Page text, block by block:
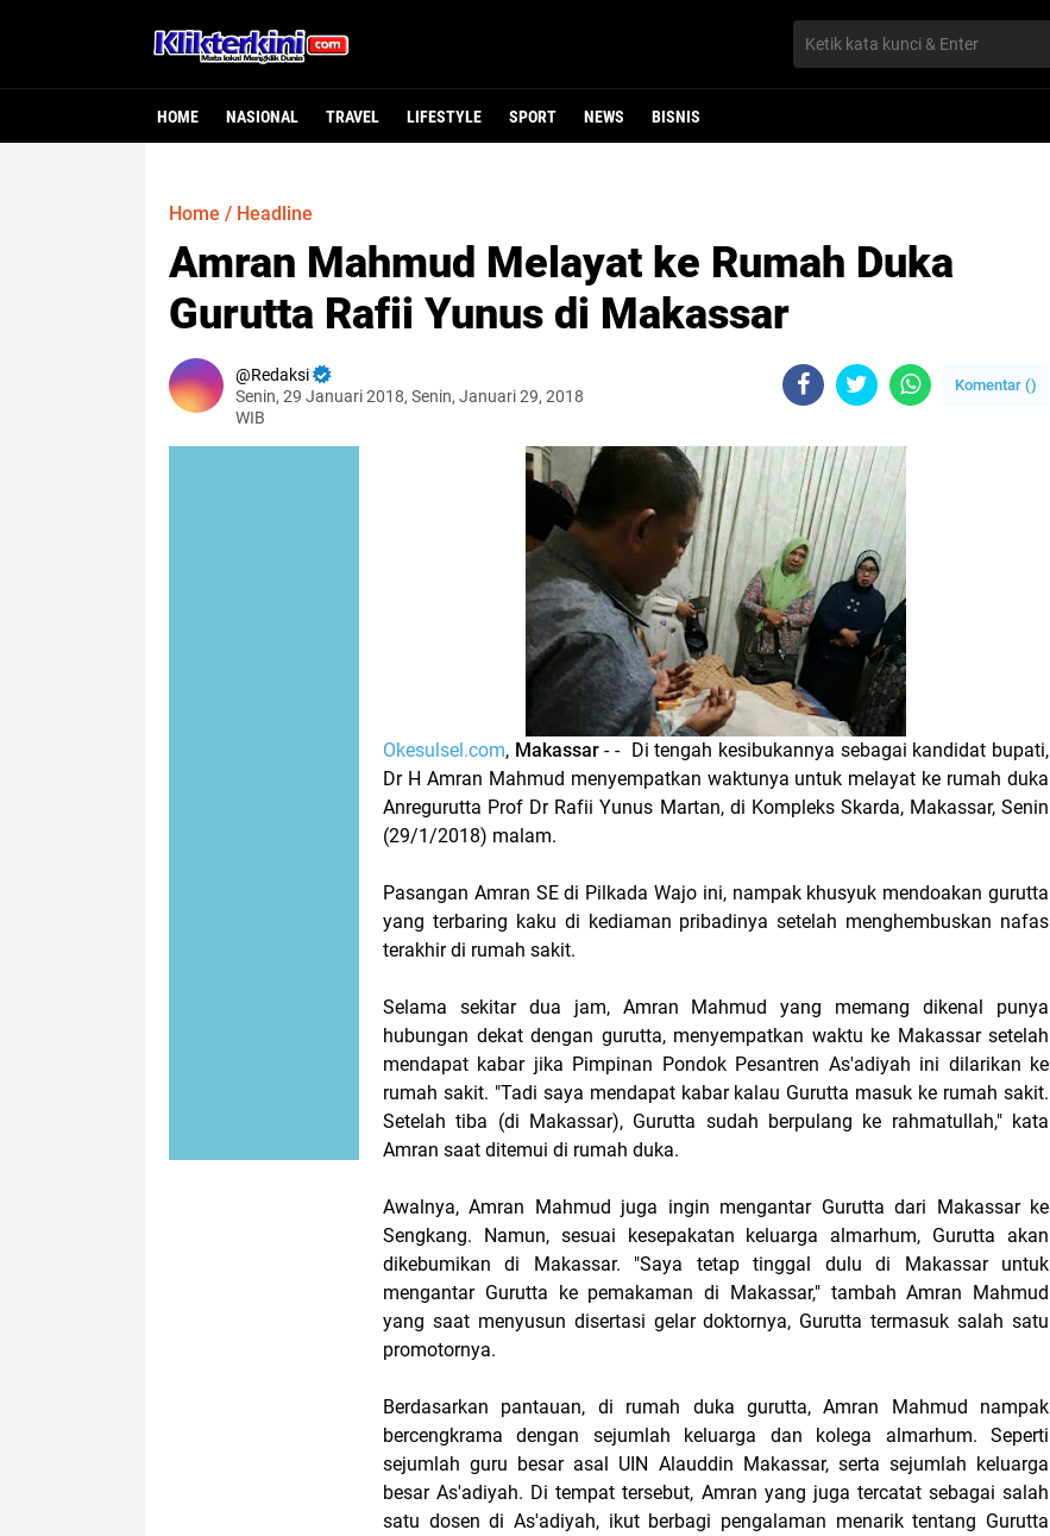
HOME NASIONAL TRAVEL LIFESTYLE SPORT NEWS BISNIS
Home / Headline
Amran Mahmud Melayat ke Rumah Duka
Gurutta Rafii Yunus di Makassar
Redaksi
Senin, 29 Januari 2018, Senin, Januari 29, 2018
WIB
Komentar ()
Okesulsel.com, Makassar- - Di tengah kesibukannya sebagai kandidat bupati,
Dr H Amran Mahmud menyempatkan waktunya untuk melayat ke rumah duka
Anregurutta Prof Dr Rafii Yunus Martan, di Kompleks Skarda, Makassar, Senin
(29/1/2018) malam.
Pasangan Amran SE di Pilkada Wajo ini, nampak khusyuk mendoakan gurutta
yang terbaring kaku di kediaman pribadinya setelah menghembuskan nafas
terakhir di rumah sakit.
Selama sekitar dua jam, Amran Mahmud yang memang dikenal punya
hubungan dekat dengan gurutta, menyempatkan waktu ke Makassar setelah
mendapat kabar jika Pimpinan Pondok Pesantren As'adiyah ini dilarikan ke
rumah sakit. "Tadi saya mendapat kabar kalau Gurutta masuk ke rumah sakit.
Setelah tiba (di Makassar), Gurutta sudah berpulang ke rahmatullah," kata
Amran saat ditemui di rumah duka.
Awalnya, Amran Mahmud juga ingin mengantar Gurutta dari Makassar ke
Sengkang. Namun, sesuai kesepakatan keluarga almarhum, Gurutta akan
dikebumikan di Makassar. "Saya tetap tinggal dulu di Makassar untuk
mengantar Gurutta ke pemakaman di Makassar," tambah Amran Mahmud
yang saat menyusun disertasi gelar doktornya, Gurutta termasuk salah satu
promotornya.
Berdasarkan pantauan, di rumah duka gurutta, Amran Mahmud nampak
bercengkrama dengan sejumlah keluarga dan kolega almarhum. Seperti
sejumlah guru besar asal UIN Alauddin Makassar, serta sejumlah keluarga
besar As'adiyah. Di tempat tersebut, Amran yang juga tercatat sebagai salah
satu dosen di As'adiyah, ikut berbagi pengalaman menarik tentang Gurutta